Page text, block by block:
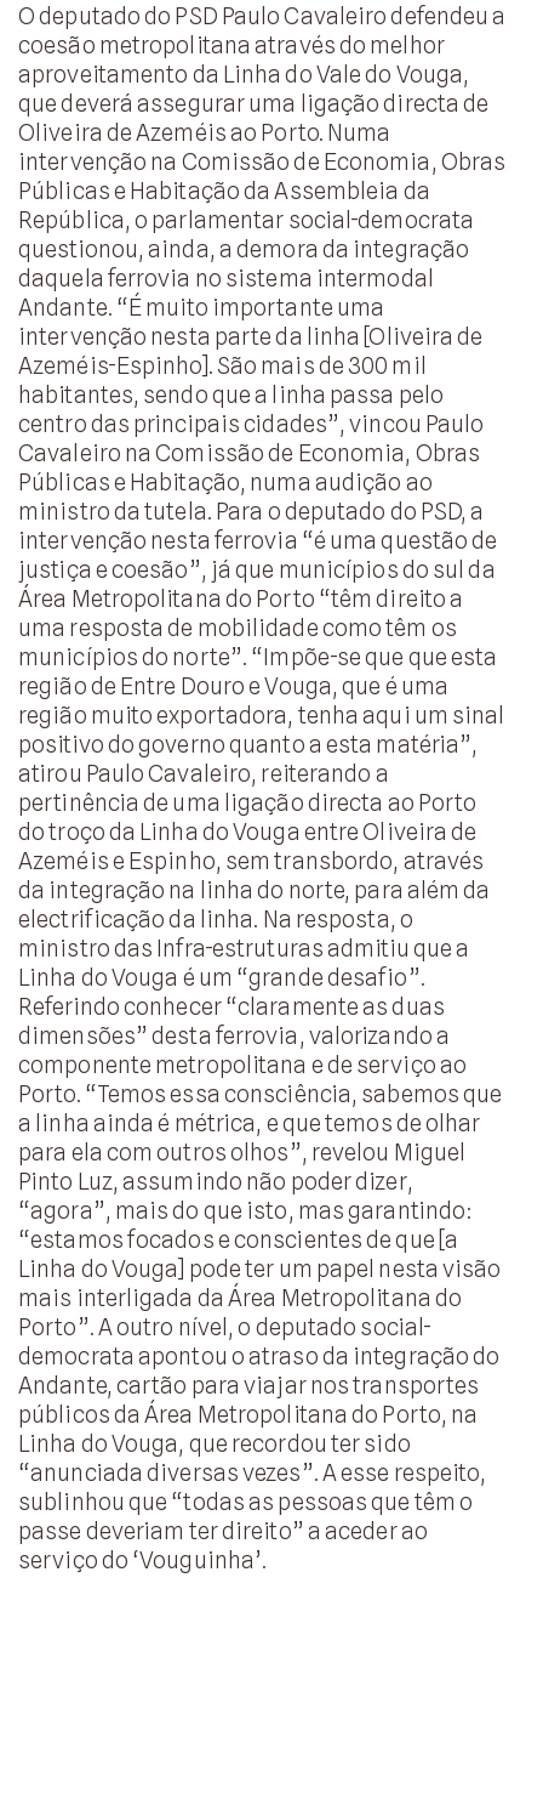
O deputado do PSD Paulo Cavaleiro defendeu a
coesão metropolitana através do melhor
aproveitamento da Linha do Vale do Vouga,
que deverá assegurar uma ligação directa de
Oliveira de Azeméis ao Porto. Numa
intervenção na Comissão de Economia, Obras
Públicas e Habitação da Assembleia da
República, o parlamentar social-democrata
questionou, ainda, a demora da integração
daquela ferrovia no sistema intermodal
Andante. “É muito importante uma
intervenção nesta parte da linha [Oliveira de
Azeméis-Espinho]. São mais de 300 mil
habitantes, sendo que a linha passa pelo
centro das principais cidades”, vincou Paulo
Cavaleiro na Comissão de Economia, Obras
Públicas e Habitação, numa audição ao
ministro da tutela. Para o deputado do PSD, a
intervenção nesta ferrovia “é uma questão de
justiça e coesão”, já que municípios do sul da
Área Metropolitana do Porto “têm direito a
uma resposta de mobilidade como têm os
municípios do norte”. “Impõe-se que que esta
região de Entre Douro e Vouga, que é uma
região muito exportadora, tenha aqui um sinal
positivo do governo quanto a esta matéria”,
atirou Paulo Cavaleiro, reiterando a
pertinência de uma ligação directa ao Porto
do troço da Linha do Vouga entre Oliveira de
Azeméis e Espinho, sem transbordo, através
da integração na linha do norte, para além da
electrificação da linha. Na resposta, o
ministro das Infra-estruturas admitiu que a
Linha do Vouga é um “grande desafio”.
Referindo conhecer “claramente as duas
dimensões” desta ferrovia, valorizando a
componente metropolitana e de serviço ao
Porto. “Temos essa consciência, sabemos que
a linha ainda é métrica, e que temos de olhar
para ela com outros olhos”, revelou Miguel
Pinto Luz, assumindo não poder dizer,
“agora”, mais do que isto, mas garantindo:
“estamos focados e conscientes de que [a
Linha do Vouga] pode ter um papel nesta visão
mais interligada da Área Metropolitana do
Porto”. A outro nível, o deputado social-
democrata apontou o atraso da integração do
Andante, cartão para viajar nos transportes
públicos da Área Metropolitana do Porto, na
Linha do Vouga, que recordou ter sido
“anunciada diversas vezes”. A esse respeito,
sublinhou que “todas as pessoas que têm o
passe deveriam ter direito” a aceder ao
serviço do ‘Vouguinha’.